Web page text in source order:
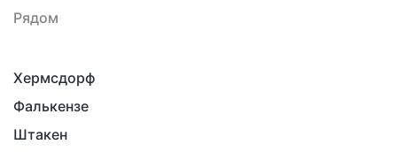
Рядом
Хермсдорф
Фалькензе
Штакен